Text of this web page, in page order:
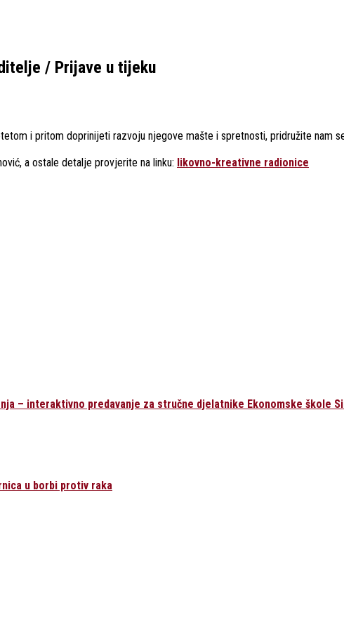
/ Prijave u tijeku
i pritom doprinijeti razvoju njegove mašte i spretnosti, pridružite nam
a ostale detalje provjerite na linku: likovno-kreativne radionice
– interaktivno predavanje za stručne djelatnike Ekonomske škole
u borbi protiv raka